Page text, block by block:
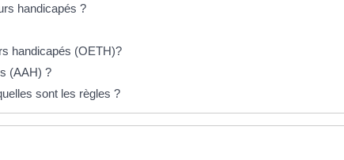
handicapés ?
handicapés (OETH)?
(AAH) ?
sont les règles ?